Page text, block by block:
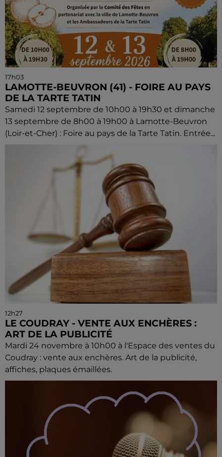
17h03
LAMOTTE-BEUVRON (41) - FOIRE AU PAYS
DE LA TARTE TATIN
Samedi 12 septembre de 10h00 à 19h30 et dimanche
13 septembre de 8h00 à 19h00 à Lamotte-Beuvron
(Loir-et-Cher) : Foire au pays de la Tarte Tatin. Entrée...
12h27
LE COUDRAY - VENTE AUX ENCHÈRES :
ART DE LA PUBLICITÉ
Mardi 24 novembre à 10h00 à l'Espace des ventes du
Coudray : vente aux enchères. Art de la publicité,
affiches, plaques émaillées.